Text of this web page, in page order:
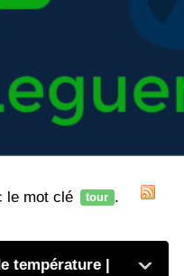
le mot clé tour .
température |